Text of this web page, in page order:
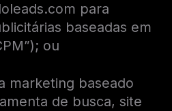
para
baseadas em
ou
marketing baseado
de busca, site